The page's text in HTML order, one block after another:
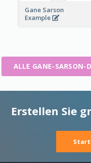
Gane Sarson
Example
ALLE GANE-SARSON-
Erstellen Sie